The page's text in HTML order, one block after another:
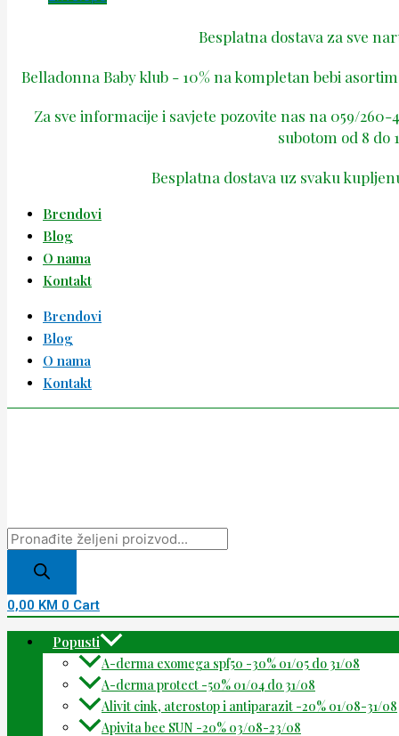
Besplatna dostava za sve
Belladonna Baby klub - 10% na kompletan bebi
Za sve informacije i savjete pozovite nas na 059/
subotom od 8 do
Besplatna dostava uz svaku
Brendovi
Blog
O nama
Kontakt
Brendovi
Blog
O nama
Kontakt
0,00 KM 0 Cart
Popusti
A-derma exomega spf50 -30% 01/05 do 31/08
A-derma protect -50% 01/04 do 31/08
Alivit cink, aterostop i antiparazit -20% 01/08-31/08
Apivita bee SUN -20% 03/08-23/08